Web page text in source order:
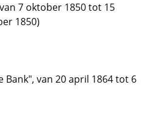
7 oktober 1850 tot 15
1850)
Bank", van 20 april 1864 tot 6